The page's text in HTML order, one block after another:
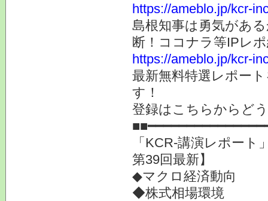
https://ameblo.jp/kcr-
島根知事は勇気があ
断！ココナラ等IPレ
https://ameblo.jp/kcr-
最新無料特選レポー
す！
登録はこちらからど
「KCR-講演レポート
第39回最新】
◆マクロ経済動向
◆株式相場環境